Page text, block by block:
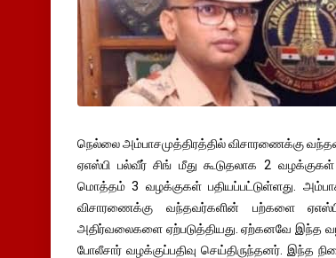
நெல்லை அம்பாசமுத்திரத்தில் விசாரணைக்கு
ஏஎஸ்பி பல்வீர் சிங் மீது கூடுதலாக 2
மொத்தம் 3 வழக்குகள் பதியப்பட்டுள்ளது.
விசாரணைக்கு வந்தவர்களின் பற்களை
அதிர்வலைகளை ஏற்படுத்தியது. ஏற்கனவே இந்த
போலீசார் வழக்குப்பதிவு செய்திருந்தனர். இந்த